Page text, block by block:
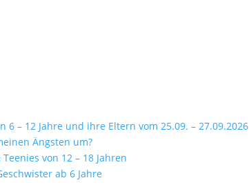
– 12 Jahre und ihre Eltern vom 25.09. – 27.09.2026
Ängsten um?
von 12 – 18 Jahren
ab 6 Jahre